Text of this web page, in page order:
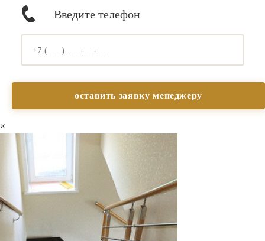
Введите телефон
×